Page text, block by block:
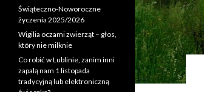
Świąteczno-Noworoczne
życzenia 2025/2026
Wigilia oczami zwierząt – głos,
który nie milknie
Co robić w Lublinie, zanim inni
zapalą nam 1 listopada
tradycyjną lub elektroniczną